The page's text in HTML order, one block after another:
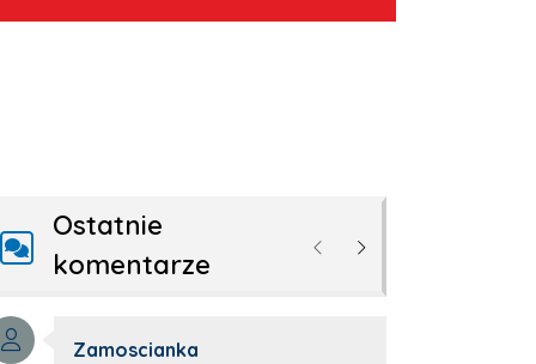
Ostatnie
komentarze
PoprzednieNastępne
Autor komentarza:
Zamoscianka